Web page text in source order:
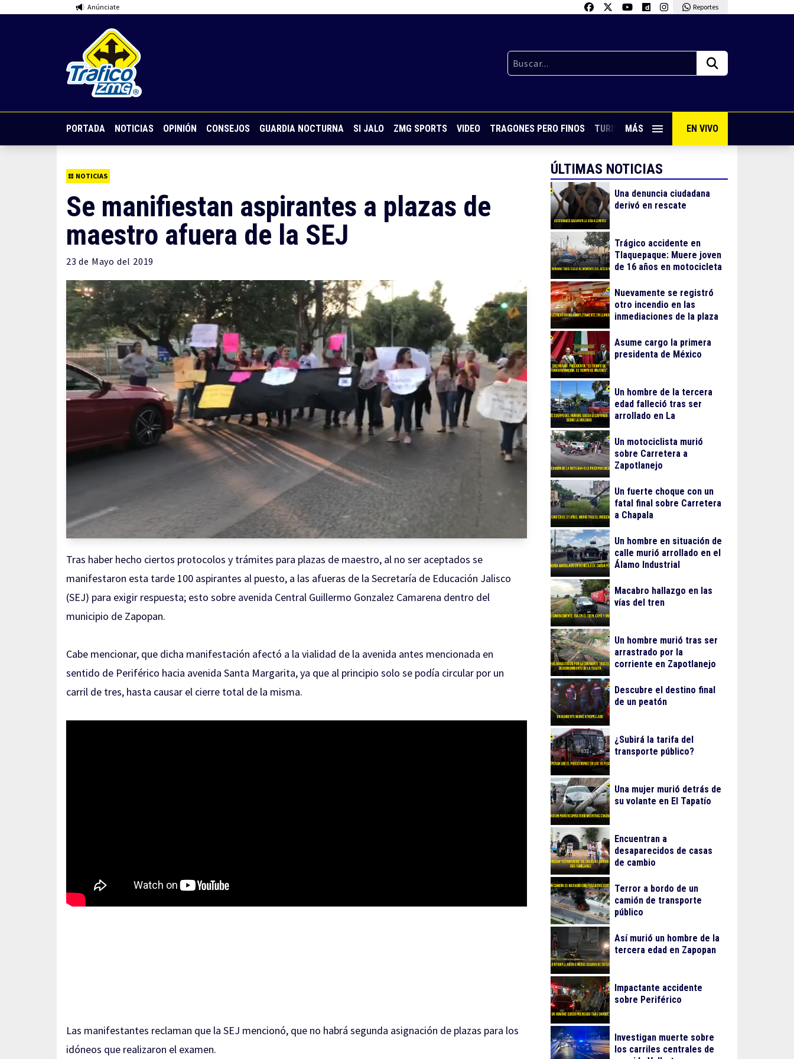
Anúnciate Reportes
PORTADA NOTICIAS OPINIÓN CONSEJOS GUARDIA NOCTURNA SI JALO ZMG SPORTS VIDEO TRAGONES PERO FINOS TURISMO CON SABOR VIVE PUERTO VALLARTA
MÁS EN VIVO
NOTICIAS
Se manifiestan aspirantes a plazas de
maestro afuera de la SEJ
23 de Mayo del 2019
Tras haber hecho ciertos protocolos y trámites para plazas de maestro, al no ser aceptados se
manifestaron esta tarde 100 aspirantes al puesto, a las afueras de la Secretaría de Educación Jalisco
(SEJ) para exigir respuesta; esto sobre avenida Central Guillermo Gonzalez Camarena dentro del
municipio de Zapopan.
Cabe mencionar, que dicha manifestación afectó a la vialidad de la avenida antes mencionada en
sentido de Periférico hacia avenida Santa Margarita, ya que al principio solo se podía circular por un
carril de tres, hasta causar el cierre total de la misma.
Las manifestantes reclaman que la SEJ mencionó, que no habrá segunda asignación de plazas para los
idóneos que realizaron el examen.
ÚLTIMAS NOTICIAS
Una denuncia ciudadana
derivó en rescate
Trágico accidente en
Tlaquepaque: Muere joven
de 16 años en motocicleta
Nuevamente se registró
otro incendio en las
inmediaciones de la plaza
Asume cargo la primera
presidenta de México
Un hombre de la tercera
edad falleció tras ser
arrollado en La
Un motociclista murió
sobre Carretera a
Zapotlanejo
Un fuerte choque con un
fatal final sobre Carretera
a Chapala
Un hombre en situación de
calle murió arrollado en el
Álamo Industrial
Macabro hallazgo en las
vías del tren
Un hombre murió tras ser
arrastrado por la
corriente en Zapotlanejo
Descubre el destino final
de un peatón
¿Subirá la tarifa del
transporte público?
Una mujer murió detrás de
su volante en El Tapatío
Encuentran a
desaparecidos de casas
de cambio
Terror a bordo de un
camión de transporte
público
Así murió un hombre de la
tercera edad en Zapopan
Impactante accidente
sobre Periférico
Investigan muerte sobre
los carriles centrales de